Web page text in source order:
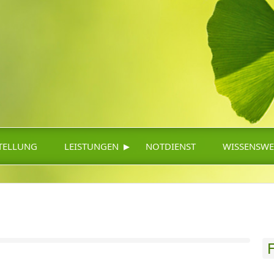
LEISTUNGEN ▸ NOTDIENST